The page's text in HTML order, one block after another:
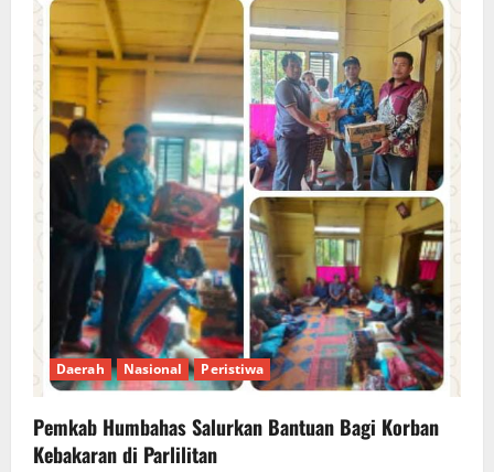
Daerah Nasional Peristiwa
Pemkab Humbahas Salurkan Bantuan Bagi Korban
Kebakaran di Parlilitan